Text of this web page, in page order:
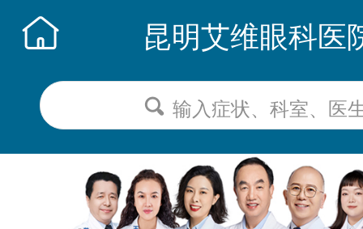
昆明艾维眼科医
输入症状、科室、医